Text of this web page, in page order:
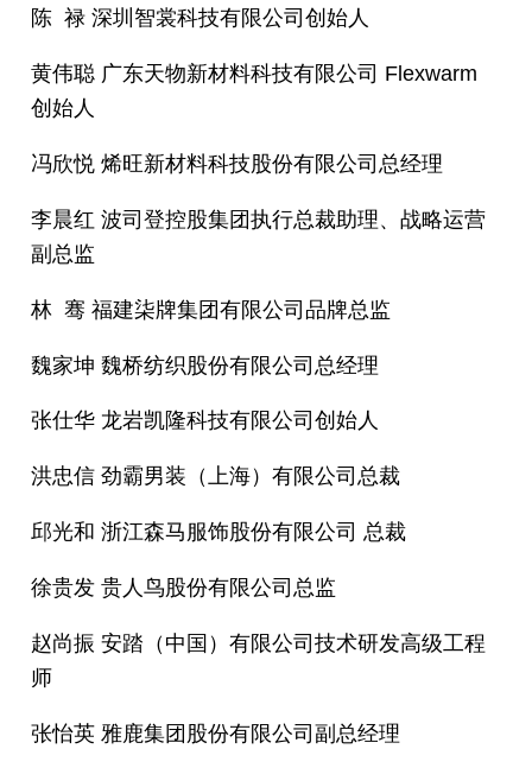
陈 禄 深圳智裳科技有限公司创始人
黄伟聪 广东天物新材料科技有限公司 Flexwarm
创始人
冯欣悦 烯旺新材料科技股份有限公司总经理
李晨红 波司登控股集团执行总裁助理、战略运营
副总监
林 骞 福建柒牌集团有限公司品牌总监
魏家坤 魏桥纺织股份有限公司总经理
张仕华 龙岩凯隆科技有限公司创始人
洪忠信 劲霸男装（上海）有限公司总裁
邱光和 浙江森马服饰股份有限公司 总裁
徐贵发 贵人鸟股份有限公司总监
赵尚振 安踏（中国）有限公司技术研发高级工程
师
张怡英 雅鹿集团股份有限公司副总经理